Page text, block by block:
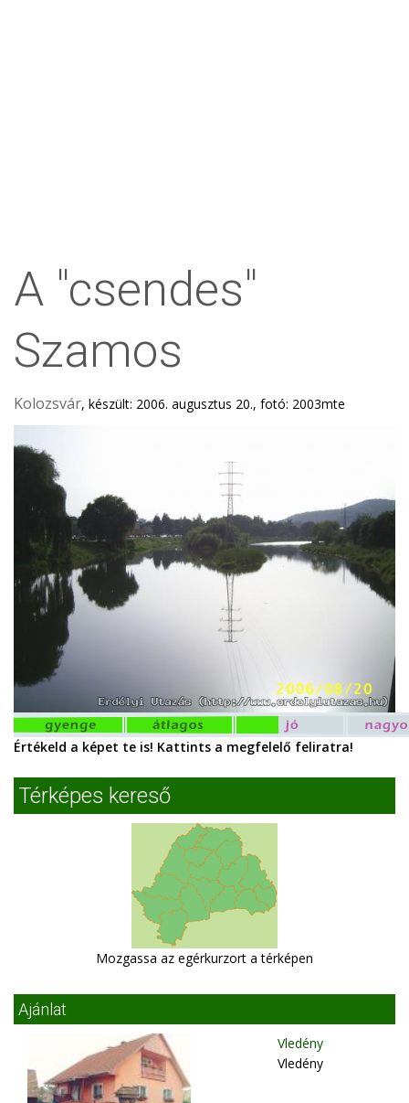
A "csendes"
Szamos
Kolozsvár, készült: 2006. augusztus 20., fotó: 2003mte
Értékeld a képet te is! Kattints a megfelelő feliratra!
Térképes kereső
Mozgassa az egérkurzort a térképen
Ajánlat
Vledény
Vledény